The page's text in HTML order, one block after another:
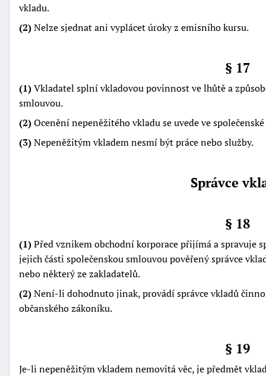
vkladu.
(2)Nelze sjednat ani vyplácet úroky z emisního kursu.
§ 17
(1)Vkladatel splní vkladovou povinnost ve lhůtě a
smlouvou.
(2)Ocenění nepeněžitého vkladu se uvede ve
(3)Nepeněžitým vkladem nesmí být práce nebo služby.
Správce
§ 18
(1)Před vznikem obchodní korporace přijímá a spravuje
jejich části společenskou smlouvou pověřený správce
nebo některý ze zakladatelů.
(2)Není-li dohodnuto jinak, provádí správce vkladů
občanského zákoníku.
§ 19
Je-li nepeněžitým vkladem nemovitá věc, je předmět